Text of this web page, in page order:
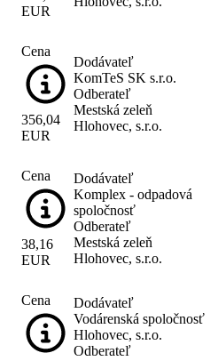
EUR
Cena
356,04
EUR
Dodávateľ
KomTeS SK s.r.o.
Odberateľ
Mestská zeleň
Hlohovec, s.r.o.
Cena
38,16
EUR
Dodávateľ
Komplex - odpadová
spoločnosť
Odberateľ
Mestská zeleň
Hlohovec, s.r.o.
Cena
Dodávateľ
Vodárenská spoločnosť
Hlohovec, s.r.o.
Odberateľ